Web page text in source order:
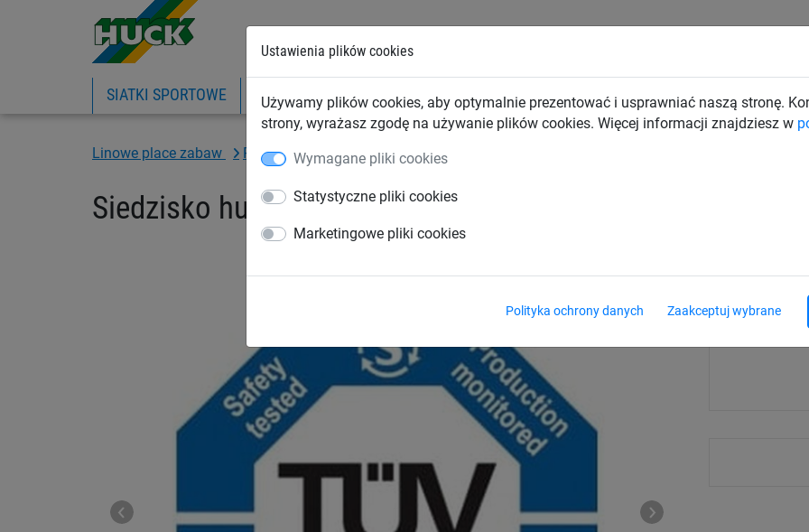
Ustawienia plików cookies
Używamy plików cookies, aby optymalnie prezentować i usprawniać naszą stronę.
strony, wyrażasz zgodę na używanie plików cookies. Więcej informacji znajdziesz w
Wymagane pliki cookies
Statystyczne pliki cookies
Marketingowe pliki cookies
Polityka ochrony danych Zaakceptuj wybrane
SIATKI SPORTOWE PIŁKOCHWYTY SIATKI PRZEMYSŁOWE SIATKI BUDOWLANE SIATKI
Linowe place zabaw Ptasie gniazda® i huśtawki Siedziska huśtawek
Siedzisko huśtawki „Szkrab”